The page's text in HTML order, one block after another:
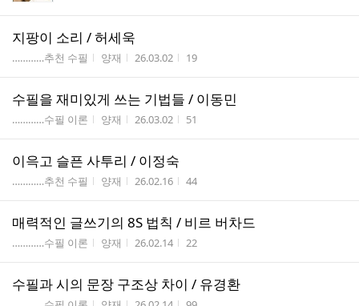
지팡이 소리 / 허세욱
게시판명
…………추천 수필 작성자
양재 작성시간
26.03.02 조회수
19
수필을 재미있게 쓰는 기법들 / 이동민
게시판명
…………수필 이론 작성자
양재 작성시간
26.03.02 조회수
51
이윽고 슬픈 사투리 / 이정숙
게시판명
…………추천 수필 작성자
양재 작성시간
26.02.16 조회수
44
매력적인 글쓰기의 8S 법칙 / 비르 버차드
게시판명
…………수필 이론 작성자
양재 작성시간
26.02.14 조회수
22
수필과 시의 문장 구조상 차이 / 유경환